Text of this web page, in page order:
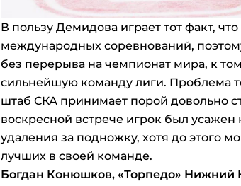
В пользу Демидова играет тот факт,
международных соревнований,
без перерыва на чемпионат мира, к
сильнейшую команду лиги. Проблема
штаб СКА принимает порой довольно
воскресной встрече игрок был усажен
удаления за подножку, хотя до этого
лучших в своей команде.
Богдан Конюшков, «Торпедо» Нижний